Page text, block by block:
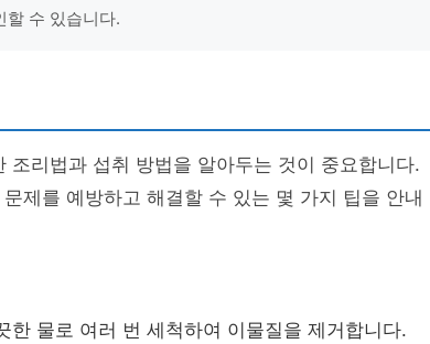
할 수 있습니다.
조리법과 섭취 방법을 알아두는 것이 중요합니다.
제를 예방하고 해결할 수 있는 몇 가지 팁을 안내
한 물로 여러 번 세척하여 이물질을 제거합니다.